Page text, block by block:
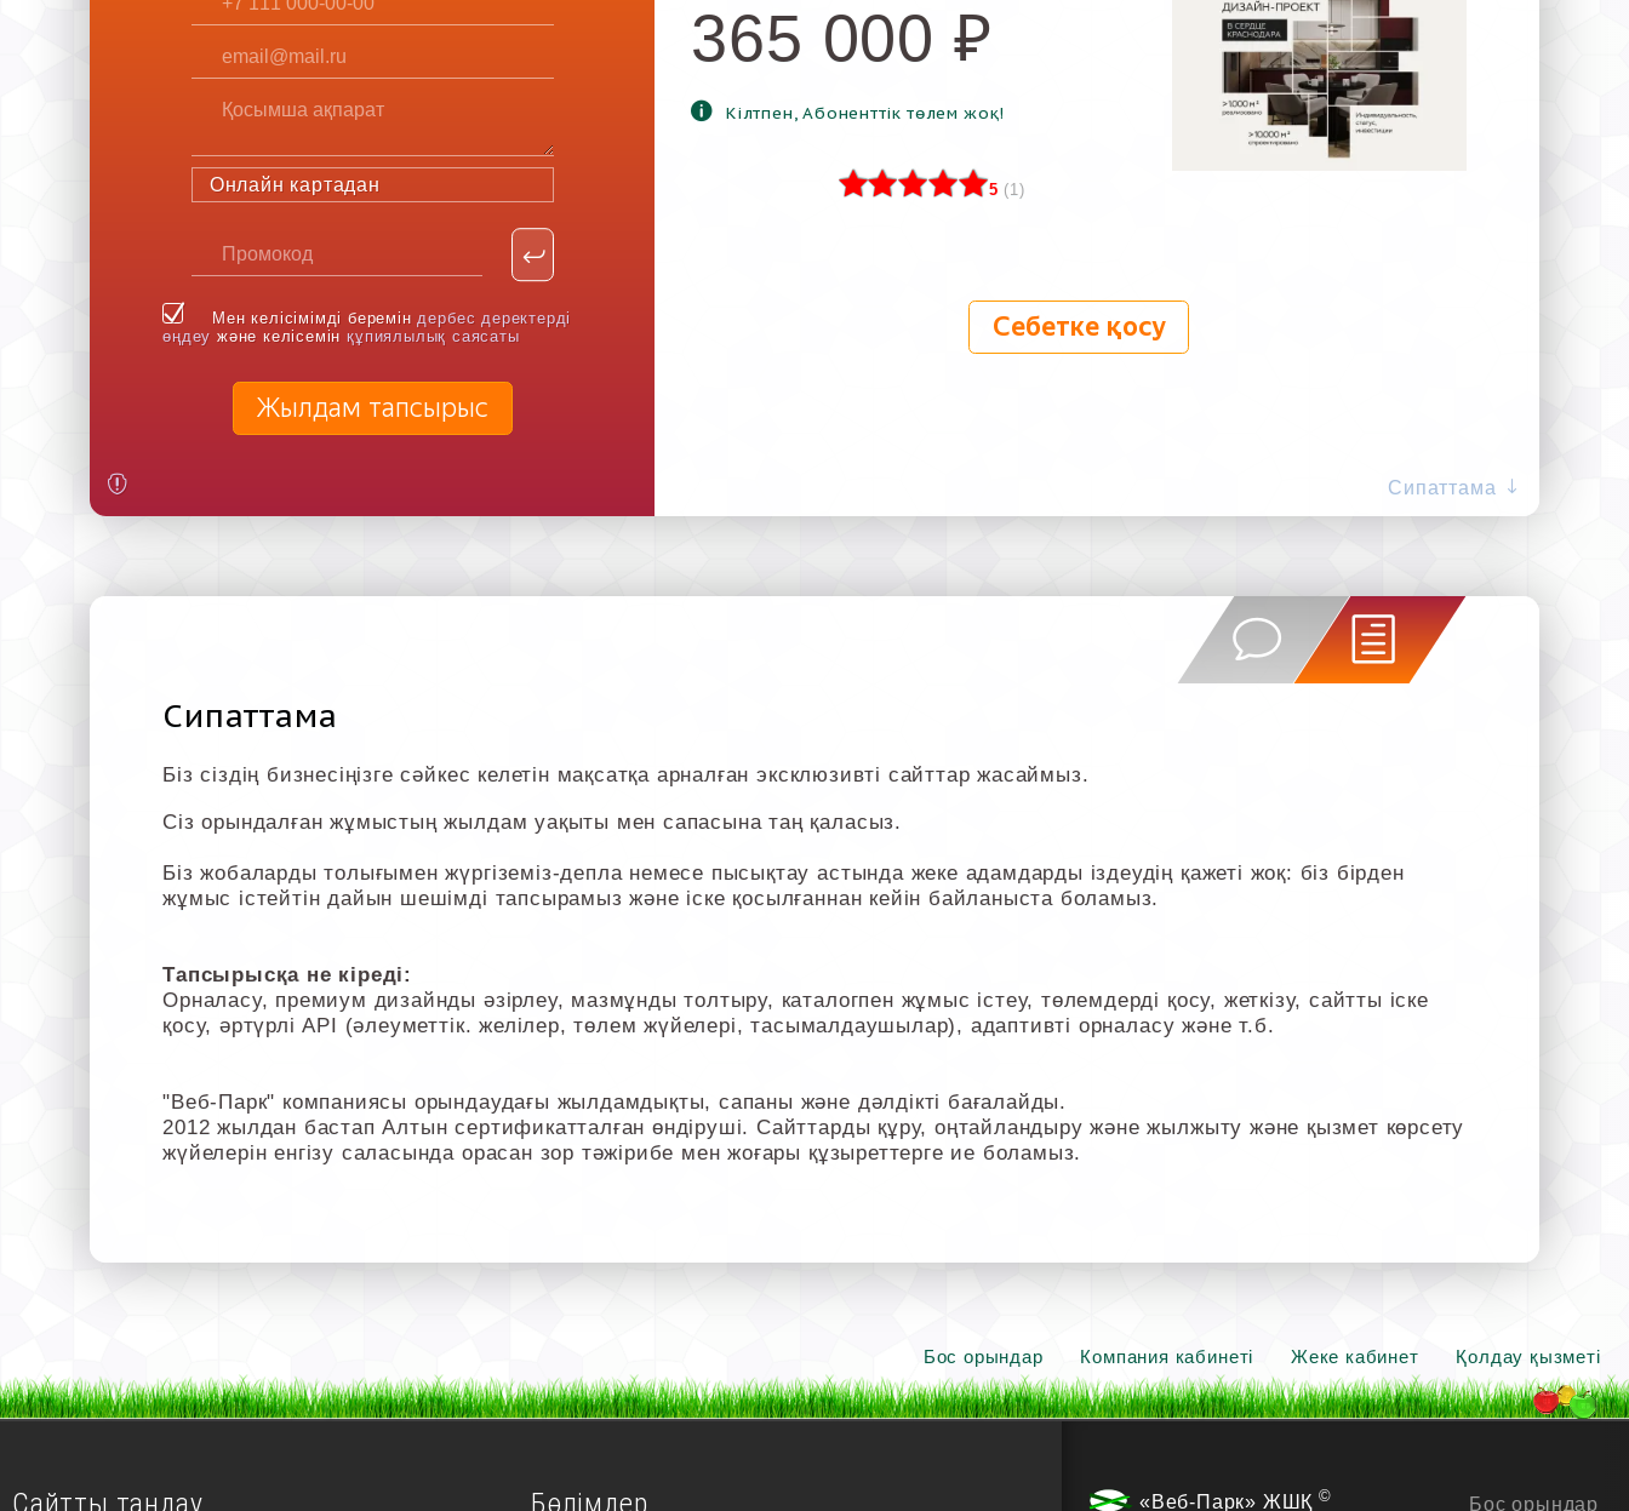
Онлайн картадан
Мен келісімімді беремін дербес деректерді
өңдеу және келісемін құпиялылық саясаты
Жылдам тапсырыс
365 000 ₽
Кілтпен, Абоненттік төлем жоқ!
5 (1)
Себетке қосу
Сипаттама
Сипаттама
Біз сіздің бизнесіңізге сәйкес келетін мақсатқа арналған эксклюзивті сайттар жасаймыз.
Сіз орындалған жұмыстың жылдам уақыты мен сапасына таң қаласыз.
Біз жобаларды толығымен жүргіземіз-депла немесе пысықтау астында жеке адамдарды іздеудің қажеті жоқ: біз бірден
жұмыс істейтін дайын шешімді тапсырамыз және іске қосылғаннан кейін байланыста боламыз.
Тапсырысқа не кіреді:
Орналасу, премиум дизайнды әзірлеу, мазмұнды толтыру, каталогпен жұмыс істеу, төлемдерді қосу, жеткізу, сайтты іске
қосу, әртүрлі API (әлеуметтік. желілер, төлем жүйелері, тасымалдаушылар), адаптивті орналасу және т.б.
"Веб-Парк" компаниясы орындаудағы жылдамдықты, сапаны және дәлдікті бағалайды.
2012 жылдан бастап Алтын сертификатталған өндіруші. Сайттарды құру, оңтайландыру және жылжыту және қызмет көрсету
жүйелерін енгізу саласында орасан зор тәжірибе мен жоғары құзыреттерге ие боламыз.
Бос орындар Компания кабинеті Жеке кабинет Қолдау қызметі
Сайтты таңдау Бөлімдер «Веб-Парк» ЖШҚ © Бос орындар